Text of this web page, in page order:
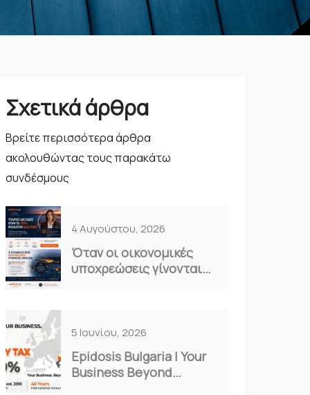
Σχετικά άρθρα
Βρείτε περισσότερα άρθρα
ακολουθώντας τους παρακάτω
συνδέσμους
4 Αυγούστου, 2026
Όταν οι οικονομικές
υποχρεώσεις γίνονται
5 Ιουνίου, 2026
Epidosis Bulgaria | Your
Business Beyond